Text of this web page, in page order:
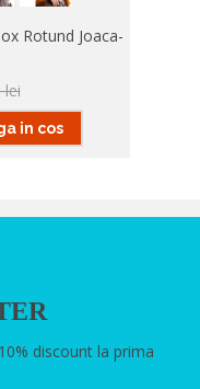
Rotund Joaca-
lei
in cos
discount la prima